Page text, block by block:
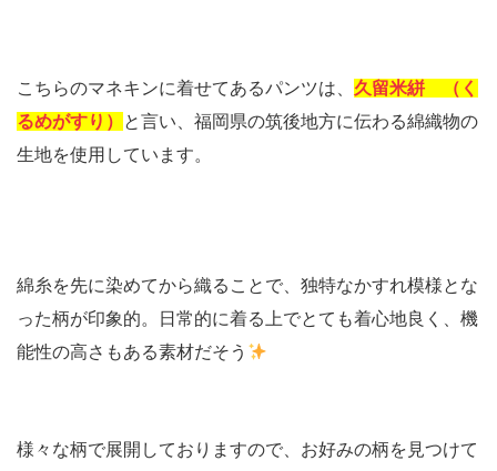
こちらのマネキンに着せてあるパンツは、 久留米絣 （く
るめがすり）
と言い、福岡県の筑後地方に伝わる綿織物の
生地を使用しています。
綿糸を先に染めてから織ることで、独特なかすれ模様とな
った柄が印象的。日常的に着る上でとても着心地良く、機
能性の高さもある素材だそう
様々な柄で展開しておりますので、お好みの柄を見つけて